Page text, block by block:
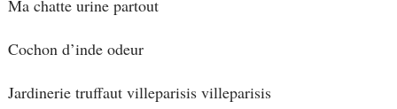
Ma chatte urine partout
Cochon d’inde odeur
Jardinerie truffaut villeparisis villeparisis